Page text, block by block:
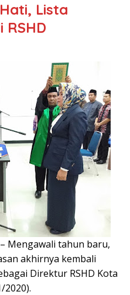
Lista
– Mengawali tahun baru,
akhirnya kembali
Direktur RSHD Kota
2020).